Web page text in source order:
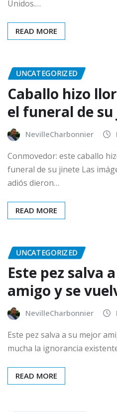
Unidos.…
READ MORE
UNCATEGORIZED
Caballo hizo
el funeral de
NevilleCharbonnier
Conmovedor: este caballo
funeral de su jinete Las
adiós dieron…
READ MORE
UNCATEGORIZED
Este pez salva
amigo y se
NevilleCharbonnier
Este pez salva a su mejor
mucha la ignorancia
READ MORE